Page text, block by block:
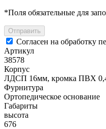
*Поля обязательные для
Отправить
Согласен на обработку
Артикул
38578
Корпус
ЛДСП 16мм, кромка ПВХ
Фурнитура
Ортопедическое основание
Габариты
высота
676